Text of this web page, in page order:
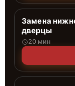
Замена
дверцы
20 мин